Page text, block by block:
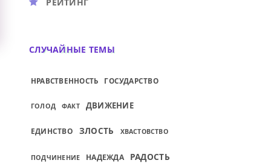
СЛУЧАЙНЫЕ ТЕМЫ
НРАВСТВЕННОСТЬ ГОСУДАРСТВО
ГОЛОД ФАКТ ДВИЖЕНИЕ
ЕДИНСТВО ЗЛОСТЬ ХВАСТОВСТВО
ПОДЧИНЕНИЕ НАДЕЖДА РАДОСТЬ